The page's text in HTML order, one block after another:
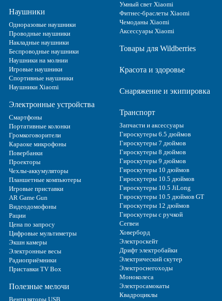
Наушники
Одноразовые наушники
Проводные наушники
Накладные наушники
Беспроводные наушники
Наушники на молнии
Игровые наушники
Спортивные наушники
Наушники Xiaomi
Электронные устройства
Смартфоны
Портативные колонки
Громкоговорители
Караоке микрофоны
Повербанки
Проекторы
Чехлы-аккумуляторы
Планшетные компьютеры
Игровые приставки
AR Game Gun
Видеодомофоны
Рации
Цена по запросу
Цифровые мультиметры
Экшн камеры
Электронные весы
Радиоприёмники
Приставки TV Box
Полезные мелочи
Вентиляторы USB
Умный свет Xiaomi
Фитнес-браслеты Xiaomi
Чемоданы Xiaomi
Аксессуары Xiaomi
Товары для Wildberries
Красота и здоровье
Снаряжение и экипировка
Транспорт
Запчасти и аксессуары
Гироскутеры 6.5 дюймов
Гироскутеры 7 дюймов
Гироскутеры 8 дюймов
Гироскутеры 9 дюймов
Гироскутеры 10 дюймов
Гироскутеры 10.5 дюймов
Гироскутеры 10.5 JiLong
Гироскутеры 10.5 дюймов GT
Гироскутеры 12 дюймов
Гироскутеры с ручкой
Сегвеи
Ховерборд
Электроскейт
Дрифт электробайки
Электрический скутер
Электроснегоходы
Моноколеса
Электросамокаты
Квадроциклы